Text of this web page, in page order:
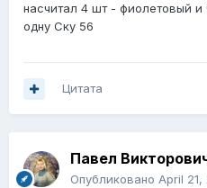
насчитал 4 шт - фиолетовый и
одну Ску 56
Цитата
Павел
Опубликовано April 21,